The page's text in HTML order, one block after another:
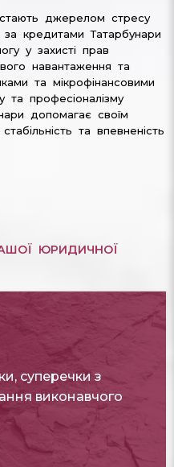
джерелом стресу
кредитами Татарбунари
у захисті прав
навантаження та
та мікрофінансовими
та професіоналізму
допомагає своїм
та впевненість
ЮРИДИЧНОЇ
суперечки з
виконавчого